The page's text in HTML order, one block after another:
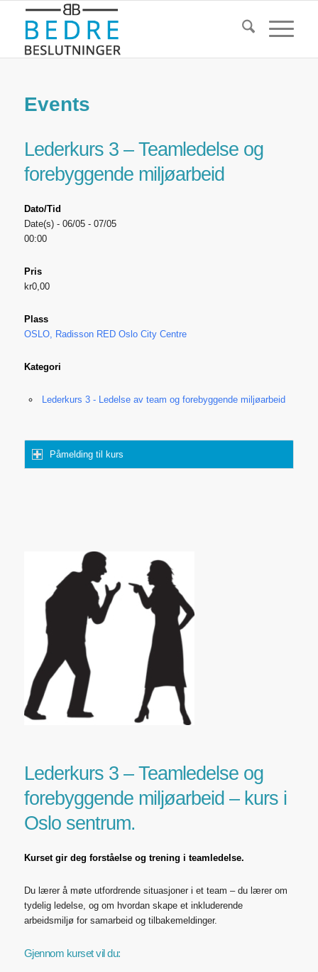
Events
Lederkurs 3 – Teamledelse og
forebyggende miljøarbeid
Dato/Tid
Date(s) - 06/05 - 07/05
00:00
Pris
kr0,00
Plass
OSLO, Radisson RED Oslo City Centre
Kategori
Lederkurs 3 - Ledelse av team og forebyggende miljøarbeid
Påmelding til kurs
Lederkurs 3 – Teamledelse og
forebyggende miljøarbeid – kurs i
Oslo sentrum.
Kurset gir deg forståelse og trening i teamledelse.
Du lærer å møte utfordrende situasjoner i et team – du lærer om
tydelig ledelse, og om hvordan skape et inkluderende
arbeidsmiljø for samarbeid og tilbakemeldinger.
Gjennom kurset vil du: